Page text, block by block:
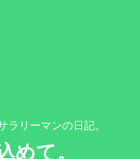
リーマンの日記。
めて。